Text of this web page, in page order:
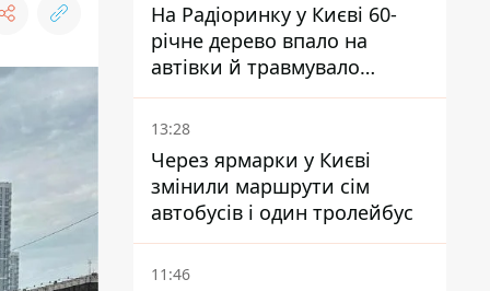
На Радіоринку у Києві 60-
річне дерево впало на
автівки й травмувало
людину - подробиці
13:28
Через ярмарки у Києві
змінили маршрути сім
автобусів і один тролейбус
11:46